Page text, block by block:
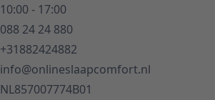
10:00 - 17:00
088 24 24 880
+31882424882
info@onlineslaapcomfort.nl
NL857007774B01